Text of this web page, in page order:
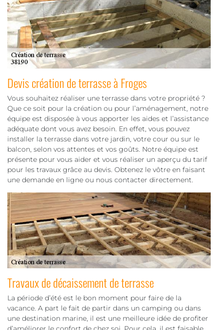
Devis création de terrasse à Froges
Vous souhaitez réaliser une terrasse dans votre propriété ?
Que ce soit pour la création ou pour l’aménagement, notre
équipe est disposée à vous apporter les aides et l’assistance
adéquate dont vous avez besoin. En effet, vous pouvez
installer la terrasse dans votre jardin, votre cour ou sur le
balcon, selon vos attentes et vos goûts. Notre équipe est
présente pour vous aider et vous réaliser un aperçu du tarif
pour les travaux grâce au devis. Obtenez le vôtre en faisant
une demande en ligne ou nous contacter directement.
Travaux de décaissement de terrasse
La période d’été est le bon moment pour faire de la
vacance. A part le fait de partir dans un camping ou dans
une destination marine, il est une meilleure idée de profiter